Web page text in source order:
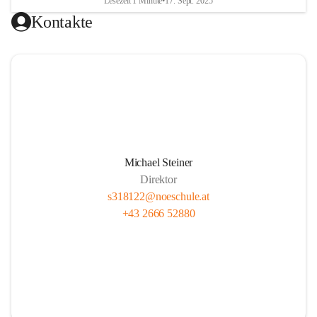
Kontakte
Michael Steiner
Direktor
s318122@noeschule.at
+43 2666 52880